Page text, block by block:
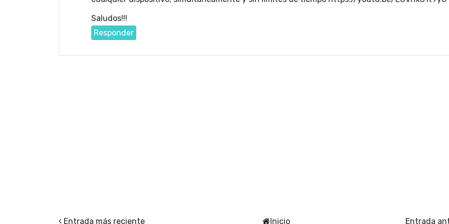
Saludos!!!
Responder
Entrada más reciente Entrada
Inicio